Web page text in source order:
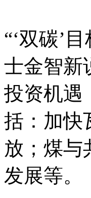
“‘双碳’
士金智新
投资机遇
括：加快
放；煤与
发展等。